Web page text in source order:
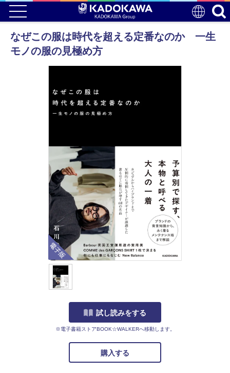
なぜこの服は時代を超える定番なのか 一生
モノの服の見極め方
電子版
試し読みをする
※電子書籍ストアBOOK☆WALKERへ移動します。
購入する